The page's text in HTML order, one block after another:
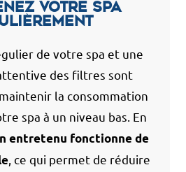
votre spa
de votre spa et une
des filtres sont
la consommation
spa à un niveau bas. En
entretenu fonctionne de
, ce qui permet de réduire